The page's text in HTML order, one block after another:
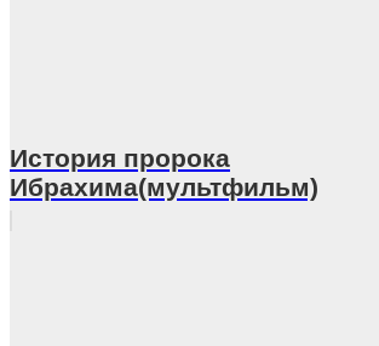
История пророка
Ибрахима(мультфильм)